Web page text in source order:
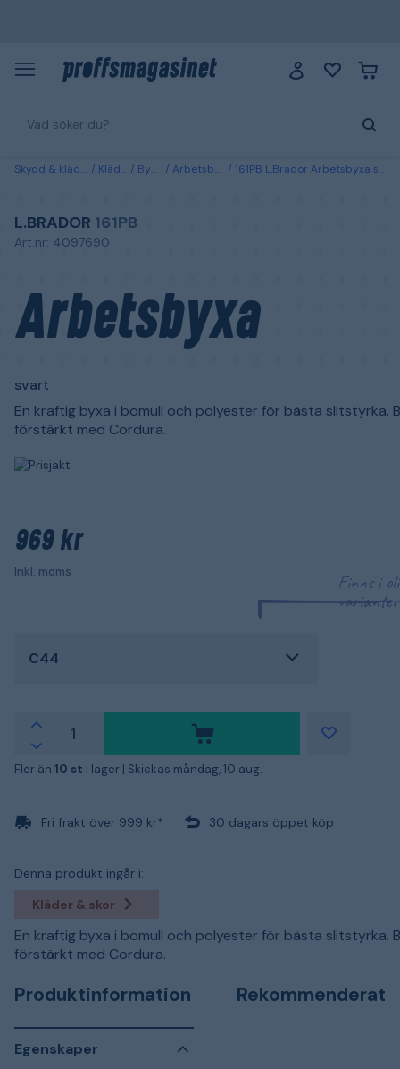
Skydd & kläder Kläder Byxor Arbetsbyxor 161PB L.Brador Arbetsbyxa svart C44
L.BRADOR 161PB
Art.nr: 4097690
Arbetsbyxa
svart
En kraftig byxa i bomull och polyester för bästa slitstyrka.
förstärkt med Cordura.
969 kr
Inkl. moms
Finns i
varianter
C44
Fler än 10 st i lager | Skickas måndag, 10 aug.
Fri frakt över 999 kr* 30 dagars öppet köp
Denna produkt ingår i:
Kläder & skor
En kraftig byxa i bomull och polyester för bästa slitstyrka.
förstärkt med Cordura.
Produktinformation
Egenskaper
Rekommenderat